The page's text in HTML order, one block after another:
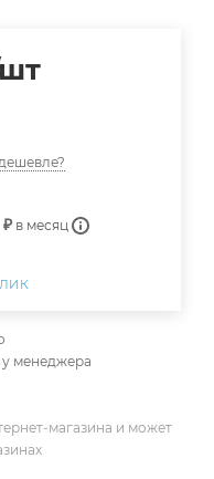
₽ в месяц
у менеджера
магазина и может